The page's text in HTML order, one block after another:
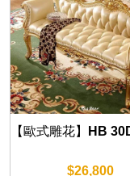
$26,800